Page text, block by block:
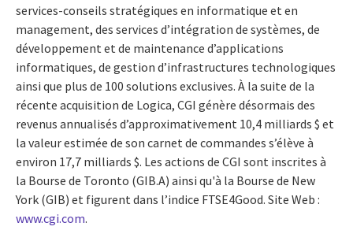
services-conseils stratégiques en informatique et en
management, des services d’intégration de systèmes, de
développement et de maintenance d’applications
informatiques, de gestion d’infrastructures technologiques
ainsi que plus de 100 solutions exclusives. À la suite de la
récente acquisition de Logica, CGI génère désormais des
revenus annualisés d’approximativement 10,4 milliards $ et
la valeur estimée de son carnet de commandes s’élève à
environ 17,7 milliards $. Les actions de CGI sont inscrites à
la Bourse de Toronto (GIB.A) ainsi qu'à la Bourse de New
York (GIB) et figurent dans l’indice FTSE4Good. Site Web :
www.cgi.com.